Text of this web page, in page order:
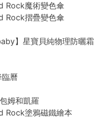
Rock魔術變色傘
Rock摺疊變色傘
】星寶貝純物理防曬霜
臨曆
姆和凱羅
Rock塗鴉磁鐵繪本